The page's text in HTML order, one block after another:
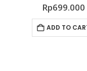
out of 5
Rp699.000
ADD TO